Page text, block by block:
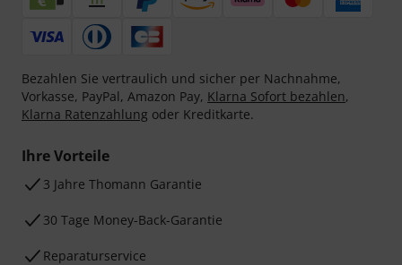
Bezahlen Sie vertraulich und sicher per Nachnahme,
Vorkasse, PayPal, Amazon Pay, Klarna Sofort bezahlen,
Klarna Ratenzahlung oder Kreditkarte.
Ihre Vorteile
3 Jahre Thomann Garantie
30 Tage Money-Back-Garantie
Reparaturservice